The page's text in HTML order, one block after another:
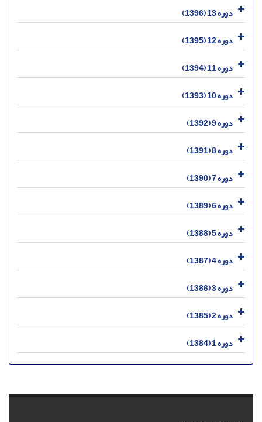
دوره 13 (1396)
دوره 12 (1395)
دوره 11 (1394)
دوره 10 (1393)
دوره 9 (1392)
دوره 8 (1391)
دوره 7 (1390)
دوره 6 (1389)
دوره 5 (1388)
دوره 4 (1387)
دوره 3 (1386)
دوره 2 (1385)
دوره 1 (1384)